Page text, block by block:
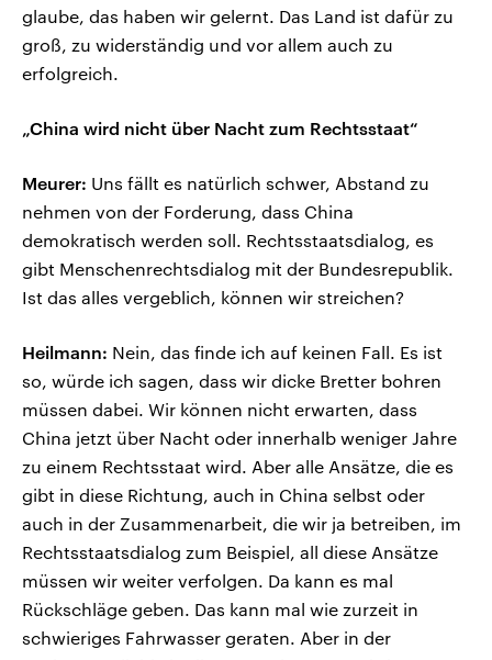
glaube, das haben wir gelernt. Das Land ist dafür zu
groß, zu widerständig und vor allem auch zu
erfolgreich.
„China wird nicht über Nacht zum Rechtsstaat“
Meurer: Uns fällt es natürlich schwer, Abstand zu
nehmen von der Forderung, dass China
demokratisch werden soll. Rechtsstaatsdialog, es
gibt Menschenrechtsdialog mit der Bundesrepublik.
Ist das alles vergeblich, können wir streichen?
Heilmann: Nein, das finde ich auf keinen Fall. Es ist
so, würde ich sagen, dass wir dicke Bretter bohren
müssen dabei. Wir können nicht erwarten, dass
China jetzt über Nacht oder innerhalb weniger Jahre
zu einem Rechtsstaat wird. Aber alle Ansätze, die es
gibt in diese Richtung, auch in China selbst oder
auch in der Zusammenarbeit, die wir ja betreiben, im
Rechtsstaatsdialog zum Beispiel, all diese Ansätze
müssen wir weiter verfolgen. Da kann es mal
Rückschläge geben. Das kann mal wie zurzeit in
schwieriges Fahrwasser geraten. Aber in der